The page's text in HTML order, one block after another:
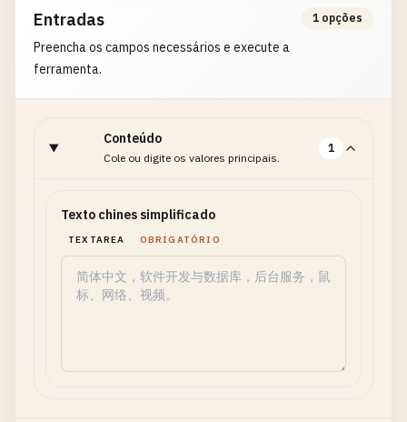
Entradas
Preencha os campos necessários e execute a
ferramenta.
1 opções
Conteúdo
Cole ou digite os valores principais.
1
Texto chines simplificado
TEXTAREA OBRIGATÓRIO